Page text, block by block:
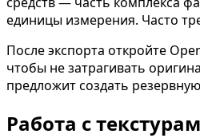
единицы измерения. Часто
После экспорта откройте
чтобы не затрагивать
предложит создать
Работа с